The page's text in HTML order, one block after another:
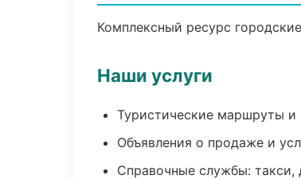
Комплексный ресурс
Наши услуги
Туристические маршруты и
Объявления о продаже и
Справочные службы: такси,